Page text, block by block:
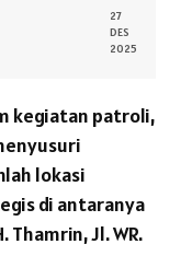
27
DES
2025
kegiatan patroli,
lokasi
di antaranya
Thamrin, Jl. WR.